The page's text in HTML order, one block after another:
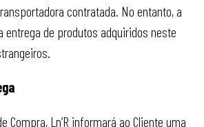
contratada. No entanto, a
entrega de produtos adquiridos neste
Compra, Ln’R informará ao Cliente uma